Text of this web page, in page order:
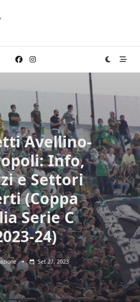
Avellino-
Info,
e Settori
(Coppa
Serie C
24)
Set 27, 2023